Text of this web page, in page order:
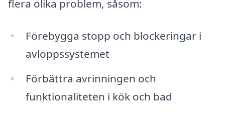
flera olika problem, såsom:
Förebygga stopp och blockeringar i
avloppssystemet
Förbättra avrinningen och
funktionaliteten i kök och bad